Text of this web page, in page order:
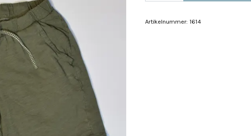
Artikelnummer: 1614